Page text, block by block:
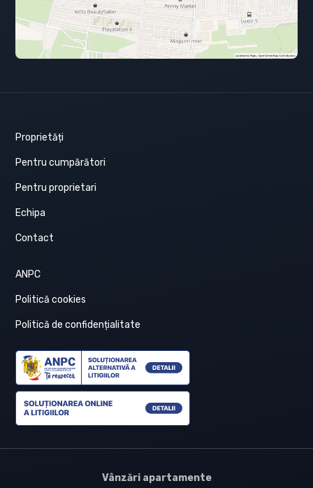
Proprietăți
Pentru cumpărători
Pentru proprietari
Echipa
Contact
ANPC
Politică cookies
Politică de confidențialitate
Vânzări apartamente